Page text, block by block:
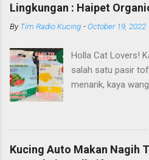
Lingkungan : Haipet
ByTim Radio Kucing -October 19, 2022
Holla Cat Lovers!
salah satu pasir
menarik, kaya
Haipet
kucing yang
Surya, Indonesia.
bidang produk
Kucing Auto Makan Nagih